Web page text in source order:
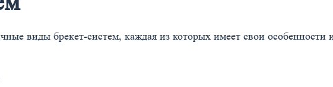
виды брекет-систем, каждая из которых имеет свои особенности